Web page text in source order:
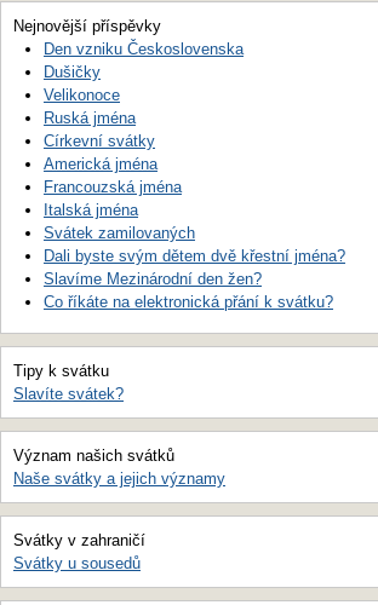
Nejnovější příspěvky
Den vzniku Československa
Dušičky
Velikonoce
Ruská jména
Církevní svátky
Americká jména
Francouzská jména
Italská jména
Svátek zamilovaných
Dali byste svým dětem dvě křestní jména?
Slavíme Mezinárodní den žen?
Co říkáte na elektronická přání k svátku?
Tipy k svátku
Slavíte svátek?
Význam našich svátků
Naše svátky a jejich významy
Svátky v zahraničí
Svátky u sousedů